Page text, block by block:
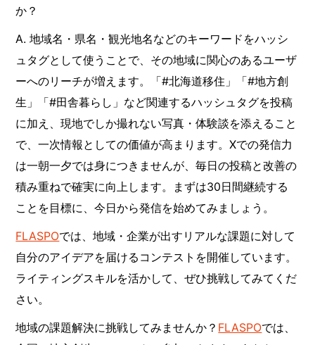
か？
A. 地域名・県名・観光地名などのキーワードをハッシ
ュタグとして使うことで、その地域に関心のあるユーザ
ーへのリーチが増えます。「#北海道移住」「#地方創
生」「#田舎暮らし」など関連するハッシュタグを投稿
に加え、現地でしか撮れない写真・体験談を添えること
で、一次情報としての価値が高まります。Xでの発信力
は一朝一夕では身につきませんが、毎日の投稿と改善の
積み重ねで確実に向上します。まずは30日間継続する
ことを目標に、今日から発信を始めてみましょう。
FLASPOでは、地域・企業が出すリアルな課題に対して
自分のアイデアを届けるコンテストを開催しています。
ライティングスキルを活かして、ぜひ挑戦してみてくだ
さい。
地域の課題解決に挑戦してみませんか？ FLASPOでは、